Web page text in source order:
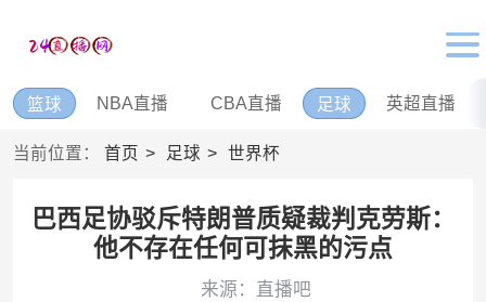
篮球 NBA直播 CBA直播 足球 英超直播
当前位置： 首页 足球 世界杯
巴西足协驳斥特朗普质疑裁判克劳斯：
他不存在任何可抹黑的污点
来源：直播吧